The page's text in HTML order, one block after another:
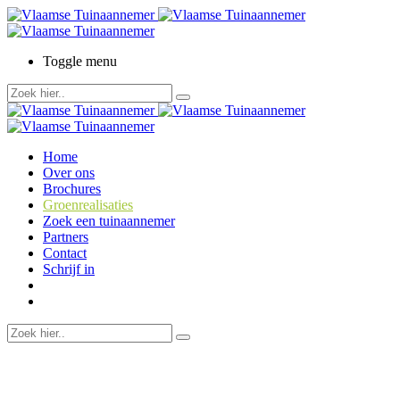
Toggle menu
Home
Over ons
Brochures
Groenrealisaties
Zoek een tuinaannemer
Partners
Contact
Schrijf in